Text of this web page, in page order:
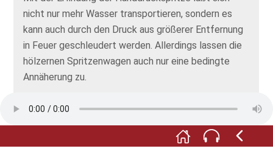
nicht nur mehr Wasser transportieren, sondern es
kann auch durch den Druck aus größerer Entfernung
in Feuer geschleudert werden. Allerdings lassen die
hölzernen Spritzenwagen auch nur eine bedingte
Annäherung zu.
Erst mit der Erfindung des Schlauches um 1680
Werbeplakat rühmt die Möglichkeiten des
Innenangriffs mit langen Schläuchen. Man muß sich